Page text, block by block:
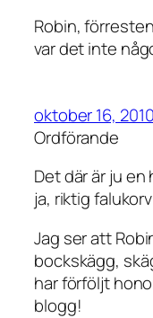
Robin,
var det inte
oktober 16, 2010
Ordförande
Det där är ju
ja, riktig
Jag ser att
bockskägg,
har förföljt
blogg!